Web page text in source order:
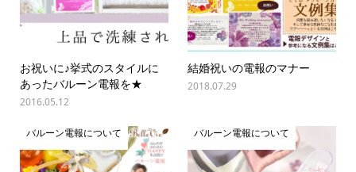
お祝いに♪挙式のスタイルに
あったバルーン電報を★
2016.05.12
結婚祝いの電報のマナー
2018.07.29
バルーン電報について バルーン電報について